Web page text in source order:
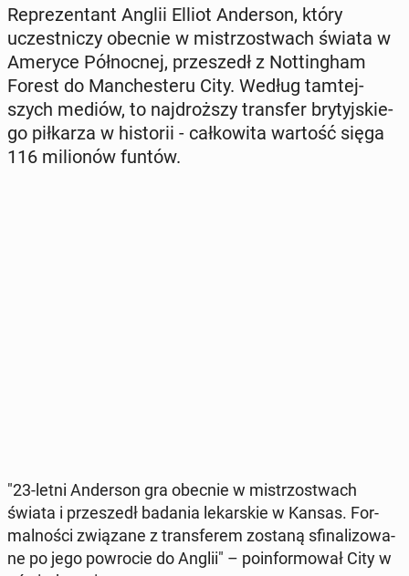
Re­pre­zen­tant Anglii Elliot An­der­son, który
uczest­ni­czy obecnie w mi­strzo­stwach świata w
Ameryce Pół­noc­nej, prze­szedł z Not­tin­gham
Forest do Man­che­ste­ru City. Według tam­tej­
szych mediów, to naj­droż­szy trans­fer bry­tyj­skie­
go pił­ka­rza w hi­sto­rii - cał­ko­wi­ta wartość sięga
116 mi­lio­nów funtów.
"23-letni An­der­son gra obecnie w mi­strzo­stwach
świata i prze­szedł badania le­kar­skie w Kansas. For­
mal­no­ści zwią­za­ne z trans­fe­rem zostaną sfi­na­li­zo­wa­
ne po jego po­wro­cie do Anglii" – po­in­for­mo­wał City w